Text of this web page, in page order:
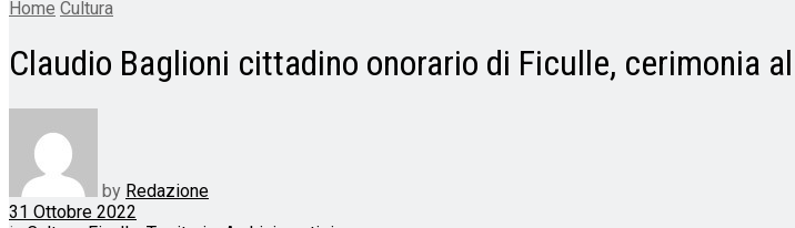
Home Cultura
Claudio Baglioni cittadino onorario di Ficulle, cerimonia
by Redazione
31 Ottobre 2022